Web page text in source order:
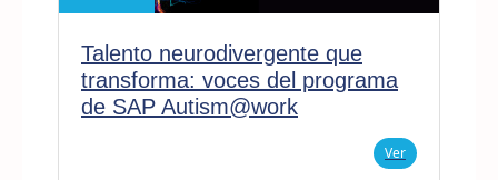
Talento neurodivergente que
transforma: voces del programa
de SAP Autism@work
Ver